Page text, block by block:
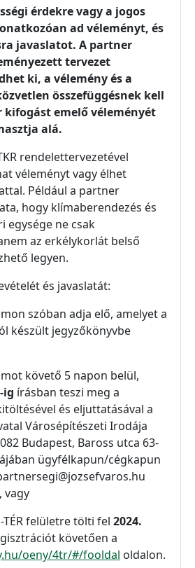
érdekre vagy a jogos
ad véleményt, és
javaslatot. A partner
tervezet
ki, a vélemény és a
összefüggésnek kell
kifogást emelő véleményét
alá.
rendelettervezetével
véleményt vagy élhet
Például a partner
hogy klímaberendezés és
egysége ne csak
az erkélykorlát belső
legyen.
és javaslatát:
szóban adja elő, amelyet a
készült jegyzőkönyvbe
követő 5 napon belül,
ig írásban teszi meg a
és eljuttatásával a
Városépítészeti Irodája
Budapest, Baross utca 63-
ügyfélkapun/cégkapun
vagy
TÉR felületre tölti fel 2024.
követően a
oeny/4tr/#/fooldal oldalon.